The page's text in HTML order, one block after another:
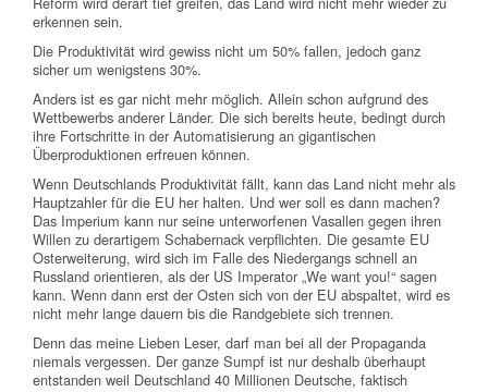
erkennen sein.
Die Produktivität wird gewiss nicht um 50% fallen, jedoch ganz
sicher um wenigstens 30%.
Anders ist es gar nicht mehr möglich. Allein schon aufgrund des
Wettbewerbs anderer Länder. Die sich bereits heute, bedingt durch
ihre Fortschritte in der Automatisierung an gigantischen
Überproduktionen erfreuen können.
Wenn Deutschlands Produktivität fällt, kann das Land nicht mehr als
Hauptzahler für die EU her halten. Und wer soll es dann machen?
Das Imperium kann nur seine unterworfenen Vasallen gegen ihren
Willen zu derartigem Schabernack verpflichten. Die gesamte EU
Osterweiterung, wird sich im Falle des Niedergangs schnell an
Russland orientieren, als der US Imperator „We want you!“ sagen
kann. Wenn dann erst der Osten sich von der EU abspaltet, wird es
nicht mehr lange dauern bis die Randgebiete sich trennen.
Denn das meine Lieben Leser, darf man bei all der Propaganda
niemals vergessen. Der ganze Sumpf ist nur deshalb überhaupt
entstanden weil Deutschland 40 Millionen Deutsche, faktisch